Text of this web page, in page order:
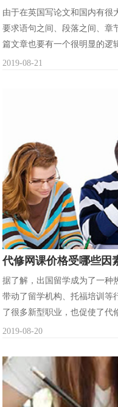
由于在英国写论文和国内有很
要求语句之间、段落之间、章
篇文章也要有一个很明显的逻
2019-08-21
代修网课价格受哪些因
据了解，出国留学成为了一种
带动了留学机构、托福培训等
了很多新型职业，也促使了代
2019-08-20